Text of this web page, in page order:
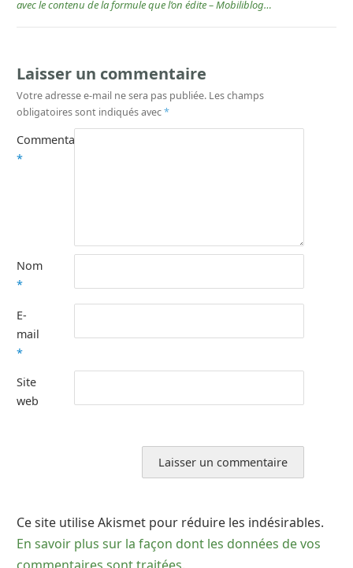
avec le contenu de la formule que l’on édite – Mobiliblog…
Laisser un commentaire
Votre adresse e-mail ne sera pas publiée. Les champs
obligatoires sont indiqués avec*
Commentaire
*
Nom
*
E-
mail
*
Site
web
Ce site utilise Akismet pour réduire les indésirables.
En savoir plus sur la façon dont les données de vos
commentaires sont traitées